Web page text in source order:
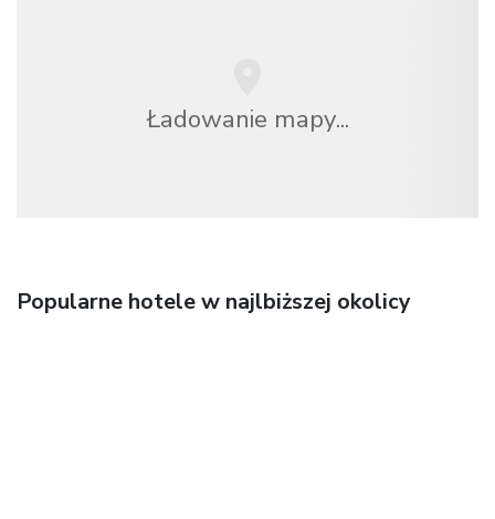
Ładowanie mapy...
Popularne hotele w najlbiższej okolicy